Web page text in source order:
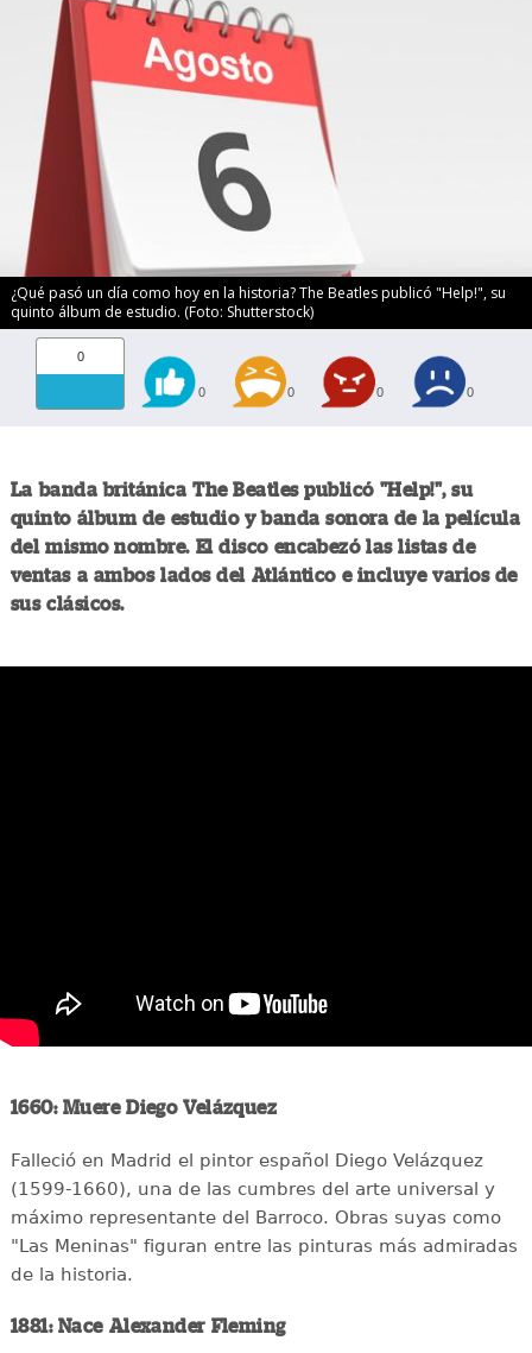
¿Qué pasó un día como hoy en la historia? The Beatles publicó "Help!", su
quinto álbum de estudio. (Foto: Shutterstock)
0
0 0 0 0
La banda británica The Beatles publicó "Help!", su
quinto álbum de estudio y banda sonora de la película
del mismo nombre. El disco encabezó las listas de
ventas a ambos lados del Atlántico e incluye varios de
sus clásicos.
1660: Muere Diego Velázquez
Falleció en Madrid el pintor español Diego Velázquez
(1599-1660), una de las cumbres del arte universal y
máximo representante del Barroco. Obras suyas como
"Las Meninas" figuran entre las pinturas más admiradas
de la historia.
1881: Nace Alexander Fleming